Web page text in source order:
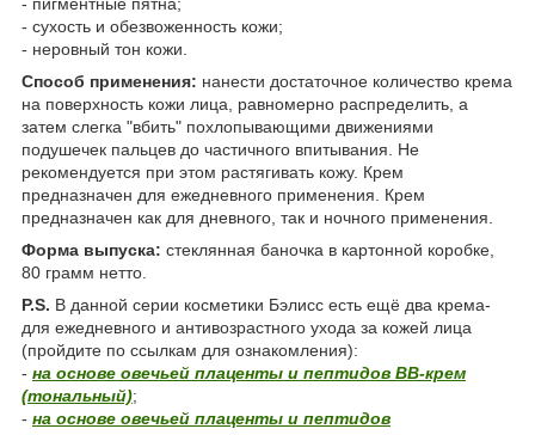
- сухость и обезвоженность кожи;
- неровный тон кожи.
Способ применения: нанести достаточное количество крема
на поверхность кожи лица, равномерно распределить, а
затем слегка "вбить" похлопывающими движениями
подушечек пальцев до частичного впитывания. Не
рекомендуется при этом растягивать кожу. Крем
предназначен для ежедневного применения. Крем
предназначен как для дневного, так и ночного применения.
Форма выпуска: стеклянная баночка в картонной коробке,
80 грамм нетто.
P.S. В данной серии косметики Бэлисс есть ещё два крема-
для ежедневного и антивозрастного ухода за кожей лица
(пройдите по ссылкам для ознакомления):
- на основе овечьей плаценты и пептидов BB-крем
(тональный);
- на основе овечьей плаценты и пептидов